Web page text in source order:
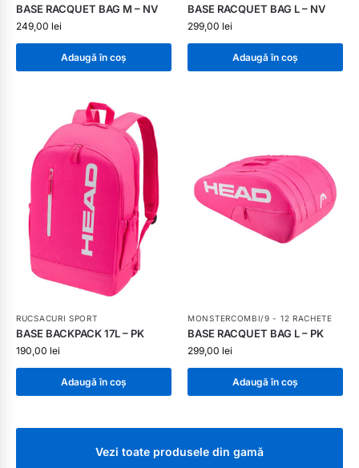
BASE RACQUET BAG M – NV
249,00 lei
Adaugă în coș
BASE RACQUET BAG L – NV
299,00 lei
Adaugă în coș
RUCSACURI SPORT
BASE BACKPACK 17L – PK
190,00 lei
Adaugă în coș
MONSTERCOMBI/9 - 12 RACHETE
BASE RACQUET BAG L – PK
299,00 lei
Adaugă în coș
Vezi toate produsele din gamă